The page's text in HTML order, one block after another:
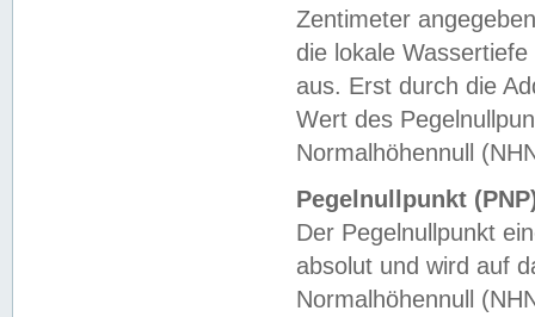
Zentimeter
die lokale
aus. Erst durch die
Wert des
Normalhöhennull
Pegelnullpunkt
Der Pegelnullpunkt
absolut und wird auf
Normalhöhennull